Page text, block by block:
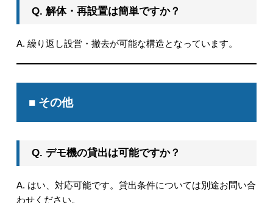
Q. 解体・再設置は簡単ですか？
A. 繰り返し設営・撤去が可能な構造となっています。
■ その他
Q. デモ機の貸出は可能ですか？
A. はい、対応可能です。貸出条件については別途お問い合
わせください。